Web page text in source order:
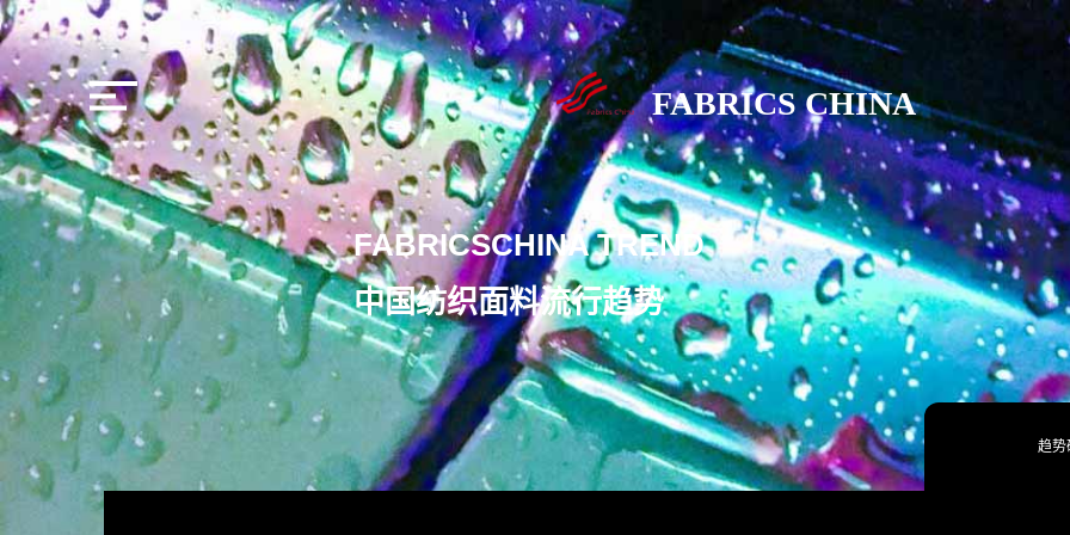
FABRICS CHINA
FABRICSCHINA TREND
中国纺织面料流行趋势
趋势